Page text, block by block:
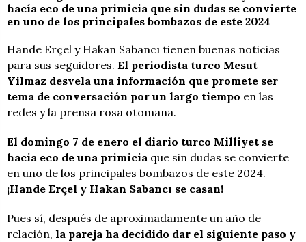
hacía eco de una primicia que sin dudas se convierte
en uno de los principales bombazos de este 2024
Hande Erçel y Hakan Sabancı tienen buenas noticias
para sus seguidores. El periodista turco Mesut
Yilmaz desvela una información que promete ser
tema de conversación por un largo tiempo en las
redes y la prensa rosa otomana.
El domingo 7 de enero el diario turco Milliyet se
hacia eco de una primicia que sin dudas se convierte
en uno de los principales bombazos de este 2024.
¡Hande Erçel y Hakan Sabancı se casan!
Pues sí, después de aproximadamente un año de
relación, la pareja ha decidido dar el siguiente paso y